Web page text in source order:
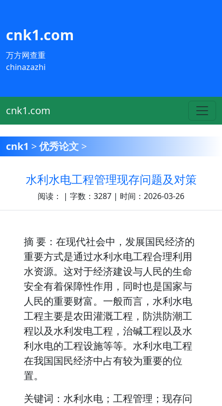
cnk1.com
万方网查重
chinazazhi
cnk1.com
cnk1 >优秀论文 >
水利水电工程管理现存问题及对策
阅读： | 字数：3287 | 时间：2026-03-26
摘 要：在现代社会中，发展国民经济的
重要方式是通过水利水电工程合理利用
水资源。这对于经济建设与人民的生命
安全有着保障性作用，同时也是国家与
人民的重要财富。一般而言，水利水电
工程主要是农田灌溉工程，防洪防潮工
程以及水利发电工程，治碱工程以及水
利水电的工程设施等等。水利水电工程
在我国国民经济中占有较为重要的位
置。
关键词：水利水电；工程管理；现存问